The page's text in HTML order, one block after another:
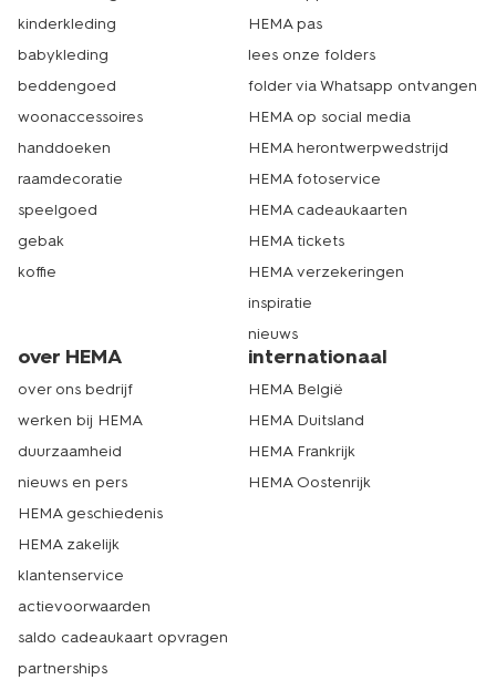
eenvoudig. Binnen slechts een aantal muisklikken is jouw
bestelling al geplaatst. Bestel jij voor 22:00 op een
werkdag? Dan staat onze bezorger binnen 1-2
winkel? Gezellig! Met meer dan 500 winkels zit er altijd
wel een filiaal bij jou in de buurt. Ben jij niet altijd thuis?
winkel op te halen. Geef dit tijdens het bestellen even
aan. Binnen 1-2 werkdagen kun je jouw pakket bij de
door jou gekozen winkel ophalen. Tot snel! Echt HEMA.
kinderkleding
babykleding
beddengoed
woonaccessoires
handdoeken
raamdecoratie
speelgoed
gebak
koffie
HEMA pas
lees onze folders
folder via Whatsapp ontvangen
HEMA op social media
HEMA herontwerpwedstrijd
HEMA fotoservice
HEMA cadeaukaarten
HEMA tickets
HEMA verzekeringen
inspiratie
nieuws
over HEMA
over ons bedrijf
werken bij HEMA
duurzaamheid
nieuws en pers
HEMA geschiedenis
HEMA zakelijk
klantenservice
actievoorwaarden
saldo cadeaukaart opvragen
partnerships
internationaal
HEMA België
HEMA Duitsland
HEMA Frankrijk
HEMA Oostenrijk